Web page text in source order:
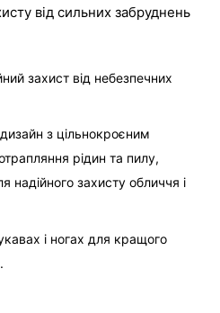
від сильних забруднень
захист від небезпечних
з цільнокроєним
рідин та пилу,
захисту обличчя і
і ногах для кращого